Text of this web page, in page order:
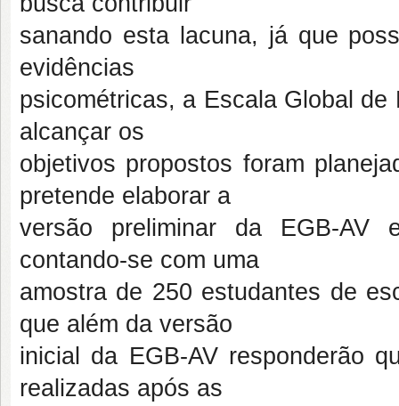
sanando esta lacuna, já que
evidências
psicométricas, a Escala Global
alcançar os
objetivos propostos foram
pretende elaborar a
versão preliminar da EGB-AV
contando-se com uma
amostra de 250 estudantes de
que além da versão
inicial da EGB-AV responderão
realizadas após as